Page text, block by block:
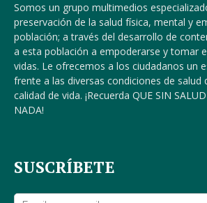
Somos un grupo multimedios
preservación de la salud física, mental y
población; a través del desarrollo de
a esta población a empoderarse y tomar
vidas. Le ofrecemos a los ciudadanos un
frente a las diversas condiciones de salud
calidad de vida. ¡Recuerda QUE SIN
NADA!
SUSCRÍBETE